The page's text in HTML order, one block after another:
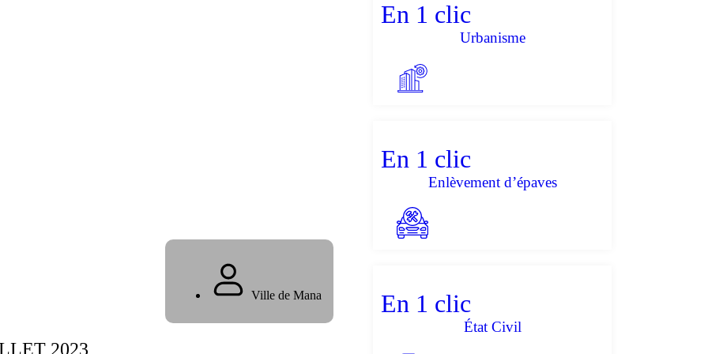
Ville de Mana
2023
En 1 clic
Urbanisme
En 1 clic
Enlèvement d’épaves
En 1 clic
État Civil